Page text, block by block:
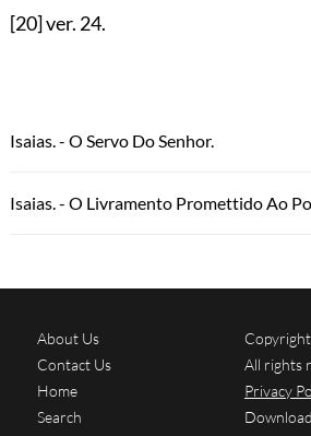
[20]ver. 24.
Isaias. - O Servo Do Senhor.
Isaias. - O Livramento Promettido Ao
About Us
Contact Us
Home
Search
All rights
Privacy